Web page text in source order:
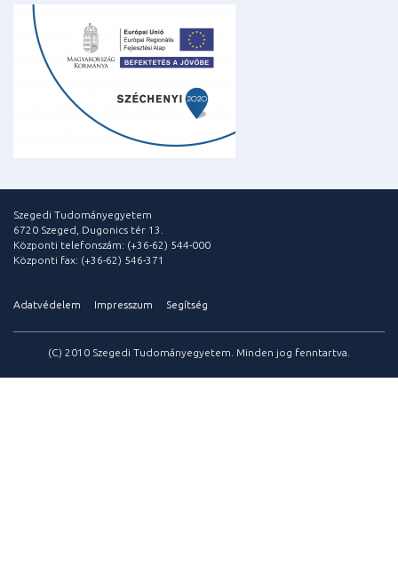
Szegedi Tudományegyetem
6720 Szeged, Dugonics tér 13.
Központi telefonszám: (+36-62) 544-000
Központi fax: (+36-62) 546-371
Adatvédelem Impresszum Segítség
(C) 2010 Szegedi Tudományegyetem. Minden jog fenntartva.